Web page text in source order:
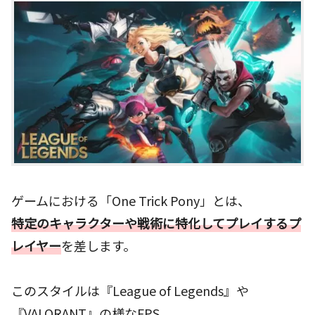
ゲームにおける「One Trick Pony」とは、
特定のキャラクターや戦術に特化してプレイするプ
レイヤーを差します。
このスタイルは『League of Legends』や